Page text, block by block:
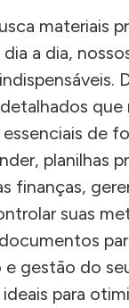
materiais
a dia,
que
de
planilhas
finanças,
suas
gestão do
para